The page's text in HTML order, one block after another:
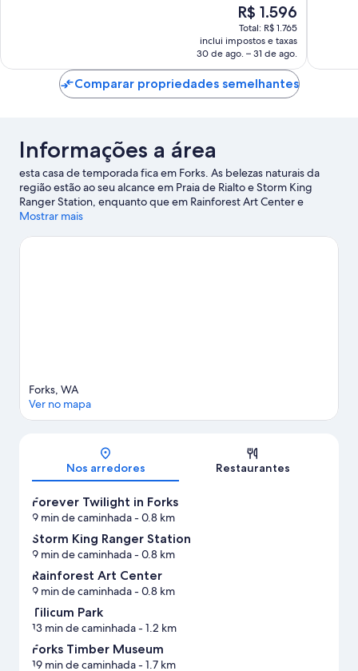
O
preço
é
de
R$ 1.596
R$ 1.596
Total: R$ 1.765
inclui impostos e taxas
30 de ago. – 31 de ago.
Comparar propriedades semelhantes
Informações a área
esta casa de temporada fica em Forks. As belezas naturais da
região estão ao seu alcance em Praia de Rialto e Storm King
Ranger Station, enquanto que em Rainforest Art Center e
Forever Twilight in Forks você pode saber mais sobre a cultura
como mergulho autônomo e fontes termais.
Mostrar mais
Forks, WA
Ver no mapa
Nos arredores Restaurantes
Forever Twilight in Forks
9 min de caminhada- 0.8 km
Storm King Ranger Station
9 min de caminhada- 0.8 km
Rainforest Art Center
9 min de caminhada- 0.8 km
Tilicum Park
13 min de caminhada- 1.2 km
Forks Timber Museum
19 min de caminhada- 1.7 km